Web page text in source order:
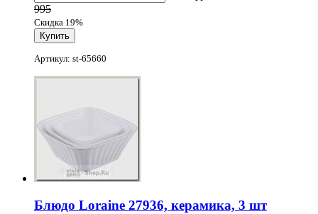
995
Скидка 19%
Артикул: st-65660
Блюдо Loraine 27936, керамика, 3 шт